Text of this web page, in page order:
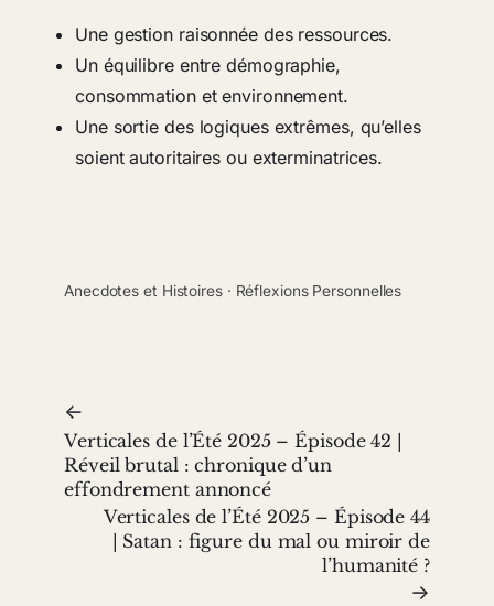
Une gestion raisonnée des ressources.
Un équilibre entre démographie,
consommation et environnement.
Une sortie des logiques extrêmes, qu’elles
soient autoritaires ou exterminatrices.
Anecdotes et Histoires · Réflexions Personnelles
←
Verticales de l’Été 2025 – Épisode 42 |
Réveil brutal : chronique d’un
effondrement annoncé
Verticales de l’Été 2025 – Épisode 44
| Satan : figure du mal ou miroir de
l’humanité ?
→